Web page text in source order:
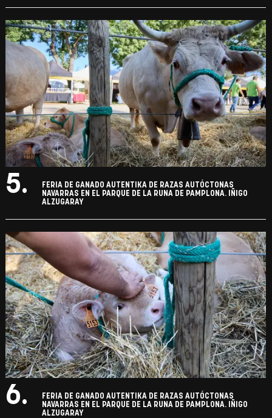
5.
FERIA DE GANADO AUTENTIKA DE RAZAS AUTÓCTONAS
NAVARRAS EN EL PARQUE DE LA RUNA DE PAMPLONA. IÑIGO
ALZUGARAY
6.
FERIA DE GANADO AUTENTIKA DE RAZAS AUTÓCTONAS
NAVARRAS EN EL PARQUE DE LA RUNA DE PAMPLONA. IÑIGO
ALZUGARAY